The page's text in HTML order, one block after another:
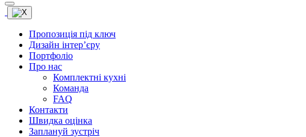
Пропозиція під ключ
Дизайн інтер’єру
Портфоліо
Про нас
Комплектні кухні
Команда
FAQ
Контакти
Швидка оцінка
Заплануй зустріч